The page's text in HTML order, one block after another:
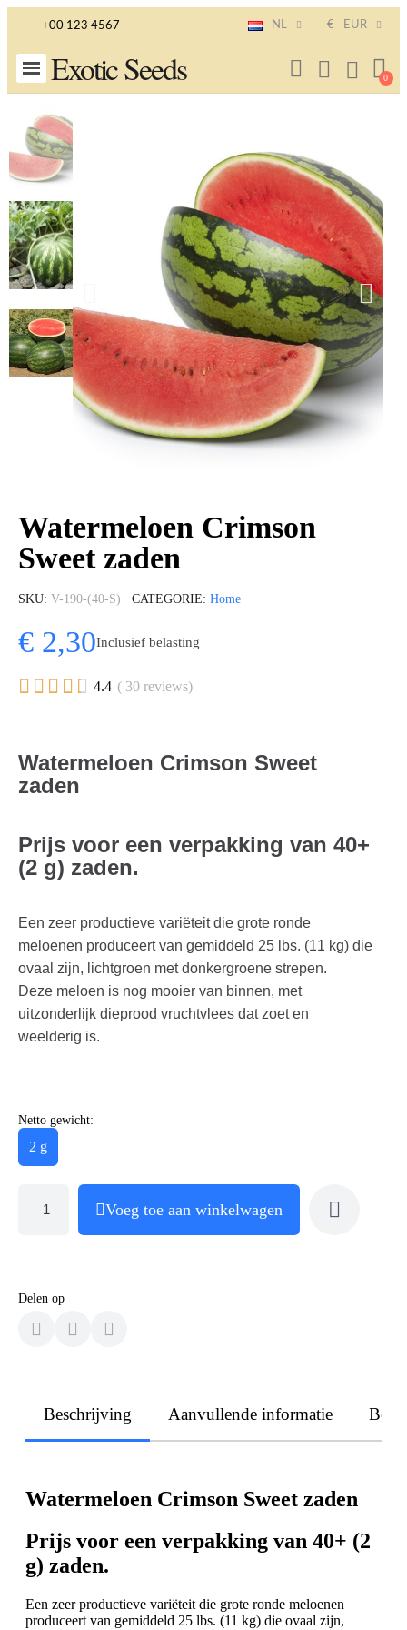
+00 123 4567 NL € EUR
Exotic Seeds
Watermeloen Crimson
Sweet zaden
SKU V-190-(40-S) CATEGORIE Home
€ 2,30Inclusief belasting
     4.4 ( 30 reviews)
Watermeloen Crimson Sweet
zaden
Prijs voor een verpakking van 40+
(2 g) zaden.
Een zeer productieve variëteit die grote ronde
meloenen produceert van gemiddeld 25 lbs. (11 kg) die
ovaal zijn, lichtgroen met donkergroene strepen.
Deze meloen is nog mooier van binnen, met
uitzonderlijk dieprood vruchtvlees dat zoet en
weelderig is.
Netto gewicht:
2 g
Voeg toe aan winkelwagen
Delen op
Beschrijving Aanvullende informatie
Watermeloen Crimson Sweet zaden
Prijs voor een verpakking van 40+ (2
g) zaden.
Een zeer productieve variëteit die grote ronde meloenen
produceert van gemiddeld 25 lbs. (11 kg) die ovaal zijn,